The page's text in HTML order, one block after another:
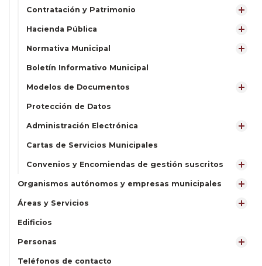
Contratación y Patrimonio
Hacienda Pública
Normativa Municipal
Boletín Informativo Municipal
Modelos de Documentos
Protección de Datos
Administración Electrónica
Cartas de Servicios Municipales
Convenios y Encomiendas de gestión suscritos
Organismos autónomos y empresas municipales
Áreas y Servicios
Edificios
Personas
Teléfonos de contacto